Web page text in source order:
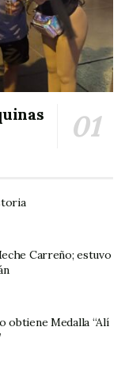
Carreño; estuvo
obtiene Medalla “Alí